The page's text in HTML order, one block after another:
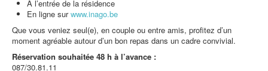
À l’entrée de la résidence
En ligne surwww.inago.be
Que vous veniez seul(e), en couple ou entre amis, profitez d’un
moment agréable autour d’un bon repas dans un cadre convivial.
Réservation souhaitée 48 h à l’avance :
087/30.81.11